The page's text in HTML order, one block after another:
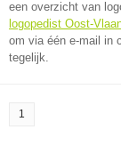
een overzicht van
logopedist Oost-
om via één e-mail in
tegelijk.
1